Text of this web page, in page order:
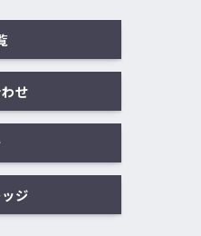
せ
ジ